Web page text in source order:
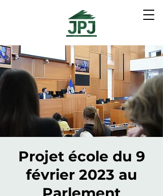
Projet école du 9
février 2023 au